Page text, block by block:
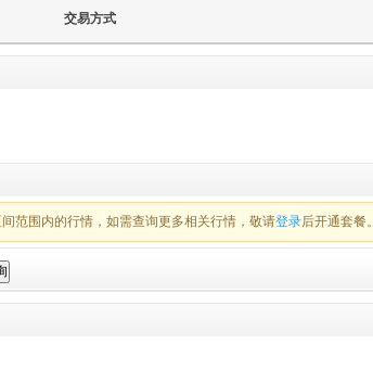
交易方式
范围内的行情，如需查询更多相关行情，敬请登录后开通套餐。